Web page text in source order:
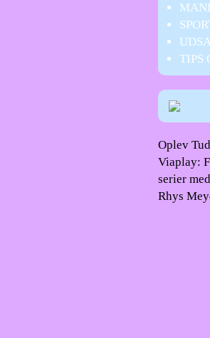
TIPS
Oplev
Viaplay:
serier
Rhys